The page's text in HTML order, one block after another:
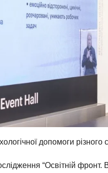
допомоги різного
“Освітній фронт.